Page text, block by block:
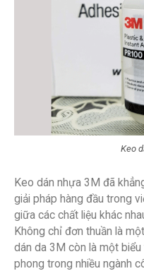
Keo
Keo dán nhựa 3M đã
giải pháp hàng đầu trong
giữa các chất liệu khác
Không chỉ đơn thuần là
dán da 3M còn là một
phong trong nhiều ngành